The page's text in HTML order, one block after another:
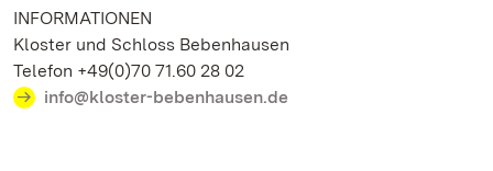
INFORMATIONEN
Kloster und Schloss Bebenhausen
Telefon +49(0)70 71.60 28 02
info@kloster-bebenhausen.de